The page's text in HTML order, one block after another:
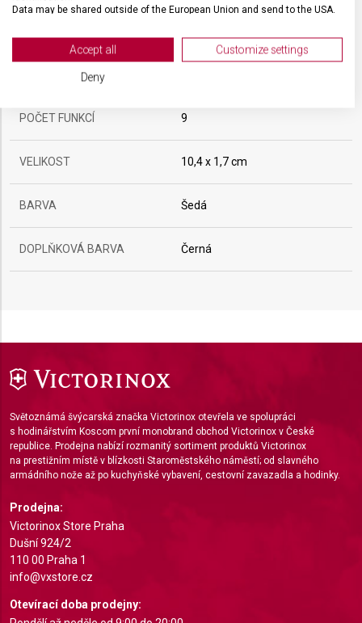
POČET FUNKCÍ 9
VELIKOST 10,4 x 1,7 cm
BARVA Šedá
DOPLŇKOVÁ BARVA Černá
Světoznámá švýcarská značka Victorinox otevřela ve spolupráci
s hodinářstvím Koscom první monobrand obchod Victorinox v České
republice. Prodejna nabízí rozmanitý sortiment produktů Victorinox
na prestižním místě v blízkosti Staroměstského náměstí; od slavného
armádního nože až po kuchyňské vybavení, cestovní zavazadla a hodinky.
Prodejna:
Victorinox Store Praha
Dušní 924/2
110 00 Praha 1
info@vxstore.cz
Otevírací doba prodejny:
Data may be shared outside of the European Union and send to the USA.
View Partner List (2 IAB Vendors)
We use your data for the following purposes:
Store and/or access information on a device
Use profiles to select personalised
advertising
Understand audiences through statistics or
Develop and improve services
Use limited data to select content
Use precise geolocation data
Identify devices based on information actively
requested
Non-IAB processing purposes:
Accept all Customize settings
Deny